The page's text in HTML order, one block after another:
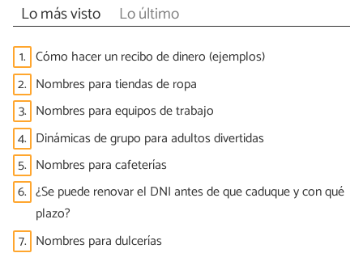
Lo más visto Lo último
1. Cómo hacer un recibo de dinero (ejemplos)
2. Nombres para tiendas de ropa
3. Nombres para equipos de trabajo
4. Dinámicas de grupo para adultos divertidas
5. Nombres para cafeterías
6. ¿Se puede renovar el DNI antes de que caduque y con qué
plazo?
7. Nombres para dulcerías